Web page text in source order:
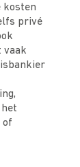
kosten
privé
vaak
of